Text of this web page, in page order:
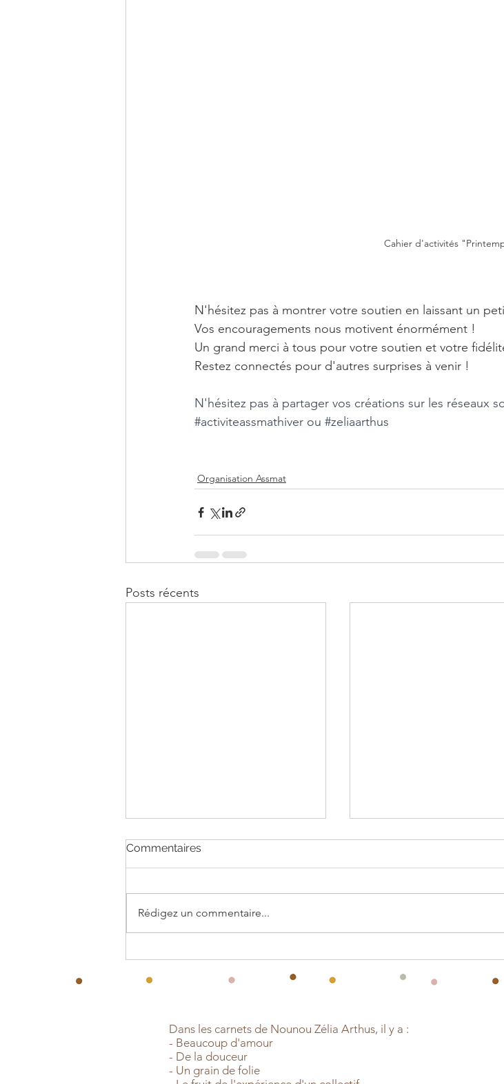
Cahier d'activités
N'hésitez pas à montrer votre soutien en laissant un
Vos encouragements nous motivent énormément !
Un grand merci à tous pour votre soutien et votre
Restez connectés pour d'autres surprises à venir !
N'hésitez pas à partager vos créations sur les réseaux
#activiteassmathiver ou #zeliaarthus
Organisation Assmat
Posts récents
Commentaires
Rédigez un commentaire...
Dans les carnets de Nounou Zélia Arthus, il y a :
- Beaucoup d'amour
- De la douceur
- Un grain de folie